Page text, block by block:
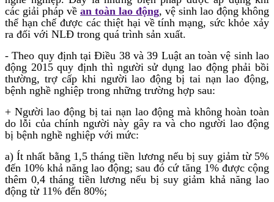
các giải pháp về an toàn lao động, vệ sinh lao động không
thể hạn chế được các thiệt hại về tính mạng, sức khỏe xảy
ra đối với NLĐ trong quá trình sản xuất.
- Theo quy định tại Điều 38 và 39 Luật an toàn vệ sinh lao
động 2015 quy định thì người sử dụng lao động phải bồi
thường, trợ cấp khi người lao động bị tai nạn lao động,
bệnh nghề nghiệp trong những trường hợp sau:
+ Người lao động bị tai nạn lao động mà không hoàn toàn
do lỗi của chính người này gây ra và cho người lao động
bị bệnh nghề nghiệp với mức:
a) Ít nhất bằng 1,5 tháng tiền lương nếu bị suy giảm từ 5%
đến 10% khả năng lao động; sau đó cứ tăng 1% được cộng
thêm 0,4 tháng tiền lương nếu bị suy giảm khả năng lao
động từ 11% đến 80%;